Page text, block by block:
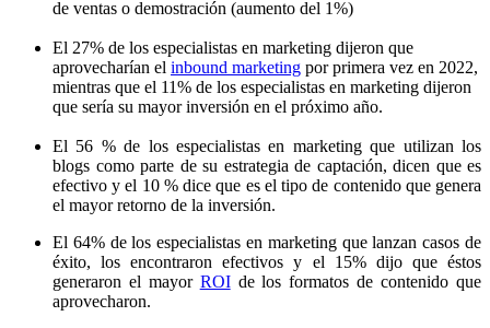
de ventas o demostración (aumento del 1%)
El 27% de los especialistas en marketing dijeron que
aprovecharían el inbound marketing por primera vez en 2022,
mientras que el 11% de los especialistas en marketing dijeron
que sería su mayor inversión en el próximo año.
El 56 % de los especialistas en marketing que utilizan los
blogs como parte de su estrategia de captación, dicen que es
efectivo y el 10 % dice que es el tipo de contenido que genera
el mayor retorno de la inversión.
El 64% de los especialistas en marketing que lanzan casos de
éxito, los encontraron efectivos y el 15% dijo que éstos
generaron el mayor ROIde los formatos de contenido que
aprovecharon.